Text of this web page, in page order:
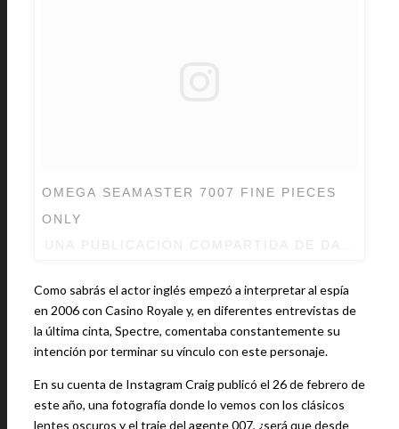
OMEGA SEAMASTER 7007 FINE PIECES
ONLY
Como sabrás el actor inglés empezó a interpretar al espía
en 2006 con Casino Royale y, en diferentes entrevistas de
la última cinta, Spectre, comentaba constantemente su
intención por terminar su vínculo con este personaje.
En su cuenta de Instagram Craig publicó el 26 de febrero de
este año, una fotografía donde lo vemos con los clásicos
lentes oscuros y el traje del agente 007, ¿será que desde